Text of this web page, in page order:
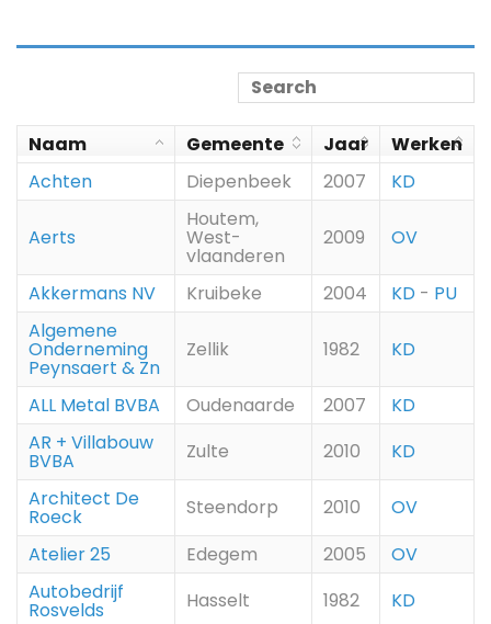
Naam Gemeente Jaar
Werken
Achten
Diepenbeek 2007 KD
Aerts
Houtem,
West-
vlaanderen
2009 OV
Akkermans NV Kruibeke 2004 KD - PU
Algemene
Onderneming
Peynsaert & Zn
Zellik 1982 KD
ALL Metal BVBA Oudenaarde 2007
KD
AR + Villabouw
BVBA Zulte 2010
KD
Architect De
Roeck Steendorp 2010
OV
Atelier 25
Edegem 2005
OV
Autobedrijf
Rosvelds Hasselt 1982
KD